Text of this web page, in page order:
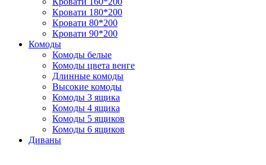
Кровати 180*200
Кровати 80*200
Кровати 90*200
Комоды
Комоды белые
Комоды цвета венге
Длинные комоды
Высокие комоды
Комоды 3 ящика
Комоды 4 ящика
Комоды 5 ящиков
Комоды 6 ящиков
Диваны